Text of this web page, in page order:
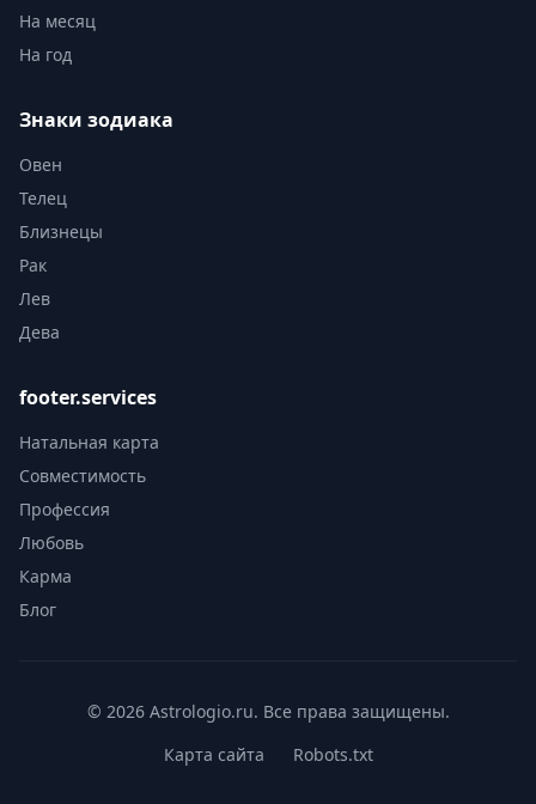
На месяц
На год
Знаки зодиака
Овен
Телец
Близнецы
Рак
Лев
Дева
footer.services
Натальная карта
Совместимость
Профессия
Любовь
Карма
Блог
© 2026 Astrologio.ru. Все права защищены.
Карта сайта
Robots.txt